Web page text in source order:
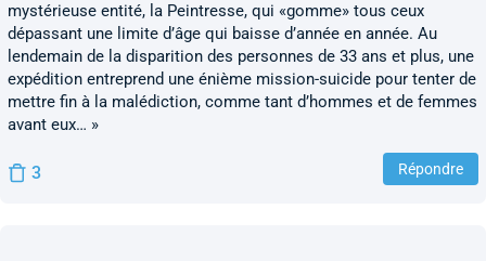
mystérieuse entité, la Peintresse, qui «gomme» tous ceux
dépassant une limite d’âge qui baisse d’année en année. Au
lendemain de la disparition des personnes de 33 ans et plus, une
expédition entreprend une énième mission-suicide pour tenter de
mettre fin à la malédiction, comme tant d’hommes et de femmes
avant eux… »
3 Répondre